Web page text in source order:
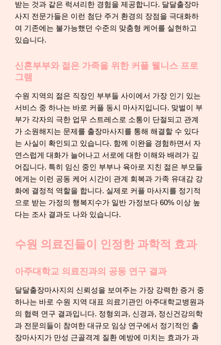
받는 것과 같은 럭셔리한 경험을 제공합니다. 달달출장마
사지 전문가들은 이런 첨단 주거 환경의 장점을 극대화하
여 기존에는 불가능했던 수준의 맞춤형 케어를 실현하고
있습니다.
신혼부부와 젊은 가족을 위한 커플 웰니스 프로
그램
수원 지역의 젊은 직장인 부부들 사이에서 가장 인기 있는
서비스 중 하나는 바로 커플 동시 마사지입니다. 맞벌이 부
부가 각자의 극한 업무 스트레스로 소통이 단절되고 관계
가 소원해지는 문제를 출장마사지를 통해 해결할 수 있다
는 사실이 확인되고 있습니다. 함께 이완을 경험하면서 자
연스럽게 대화가 늘어나고 서로에 대한 이해와 배려가 깊
어집니다. 특히 임신 중인 부부나 육아로 지친 젊은 부모들
에게는 이런 공동 케어 시간이 관계 회복과 가족 유대감 강
화에 결정적 역할을 합니다. 실제로 커플 마사지를 정기적
으로 받는 가정의 행복지수가 일반 가정보다 60% 이상 높
다는 조사 결과도 나와 있습니다.
수원 의료진들이 인정한 과학적 효과
아주대학교 의료진과의 공동 연구 결과
달달출장마사지의 신뢰성을 보여주는 가장 강력한 증거 중
하나는 바로 수원 지역 대표 의료기관인 아주대학교병원과
의 협력 연구 결과입니다. 정형외과, 신경과, 정신건강의학
과 전문의들이 참여한 대규모 임상 연구에서 정기적인 출
장마사지가 만성 근골격계 질환 예방에 미치는 효과가 과